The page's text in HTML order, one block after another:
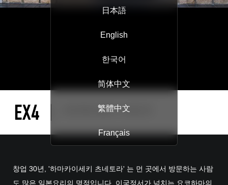
창업 30년, '하마카이세키 츠네토라' 는 먼 곳에서 방문하는 사람
도 많은 일본요리의 명점입니다. 이국정서가 넘치는 요코하마의
日本語
English
한국어
简体中文
繁體中文
Français